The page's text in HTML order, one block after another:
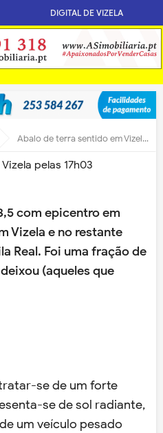
DIGITAL DE VIZELA
Abalo de terra sentido em Vizela pelas 17h03
pelas 17h03
com epicentro em
Vizela e no restante
Real. Foi uma fração de
(aqueles que
se de um forte
se de sol radiante,
um veículo pesado